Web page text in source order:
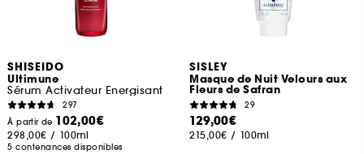
SHISEIDO
Ultimune
Sérum Activateur Energisant
297
À partir de 102,00€
298,00€ / 100ml
5 contenances disponibles
SISLEY
Masque de Nuit Velours aux
Fleurs de Safran
29
129,00€
215,00€ / 100ml